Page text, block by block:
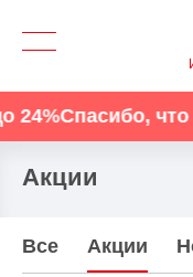
что вы с
Акции
Все Акции